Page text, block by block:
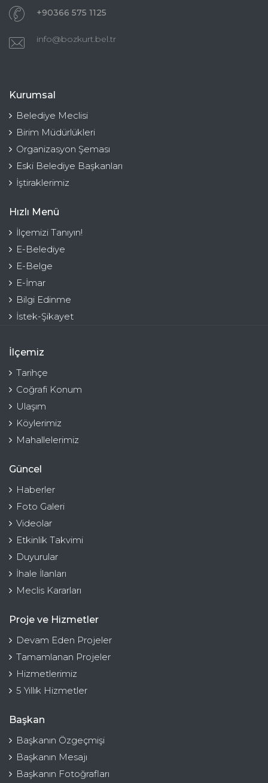
+90366 575 1125
info@bozkurt.bel.tr
Kurumsal
Belediye Meclisi
Birim Müdürlükleri
Organizasyon Şeması
Eski Belediye Başkanları
İştiraklerimiz
Hızlı Menü
İlçemizi Tanıyın!
E-Belediye
E-Belge
E-İmar
Bilgi Edinme
İstek-Şikayet
İlçemiz
Tarihçe
Coğrafi Konum
Ulaşım
Köylerimiz
Mahallelerimiz
Güncel
Haberler
Foto Galeri
Videolar
Etkinlik Takvimi
Duyurular
İhale İlanları
Meclis Kararları
Proje ve Hizmetler
Devam Eden Projeler
Tamamlanan Projeler
Hizmetlerimiz
5 Yıllık Hizmetler
Başkan
Başkanın Özgeçmişi
Başkanın Mesajı
Başkanın Fotoğrafları